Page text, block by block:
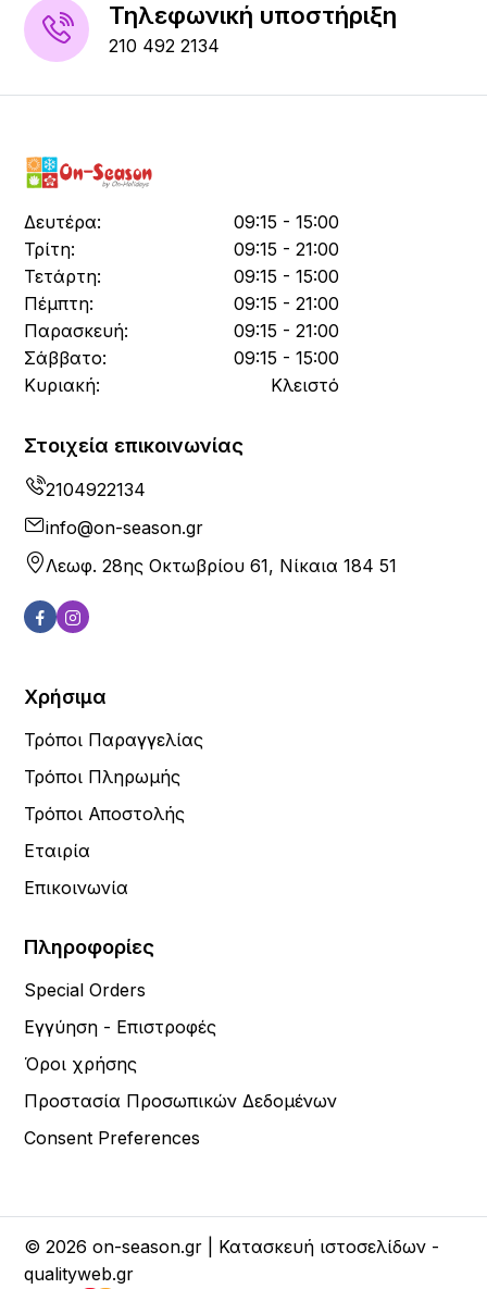
Τηλεφωνική υποστήριξη
210 492 2134
Δευτέρα:
09:15 - 15:00
Τρίτη:
09:15 - 21:00
Τετάρτη:
09:15 - 15:00
Πέμπτη:
09:15 - 21:00
Παρασκευή:
09:15 - 21:00
Σάββατο:
09:15 - 15:00
Κυριακή:
Κλειστό
Στοιχεία επικοινωνίας
2104922134
info@on-season.gr
Λεωφ. 28ης Οκτωβρίου 61, Νίκαια 184 51
Χρήσιμα
Τρόποι Παραγγελίας
Τρόποι Πληρωμής
Τρόποι Αποστολής
Εταιρία
Επικοινωνία
Πληροφορίες
Special Orders
Εγγύηση - Επιστροφές
Όροι χρήσης
Προστασία Προσωπικών Δεδομένων
Consent Preferences
© 2026 on-season.gr | Κατασκευή ιστοσελίδων -
qualityweb.gr